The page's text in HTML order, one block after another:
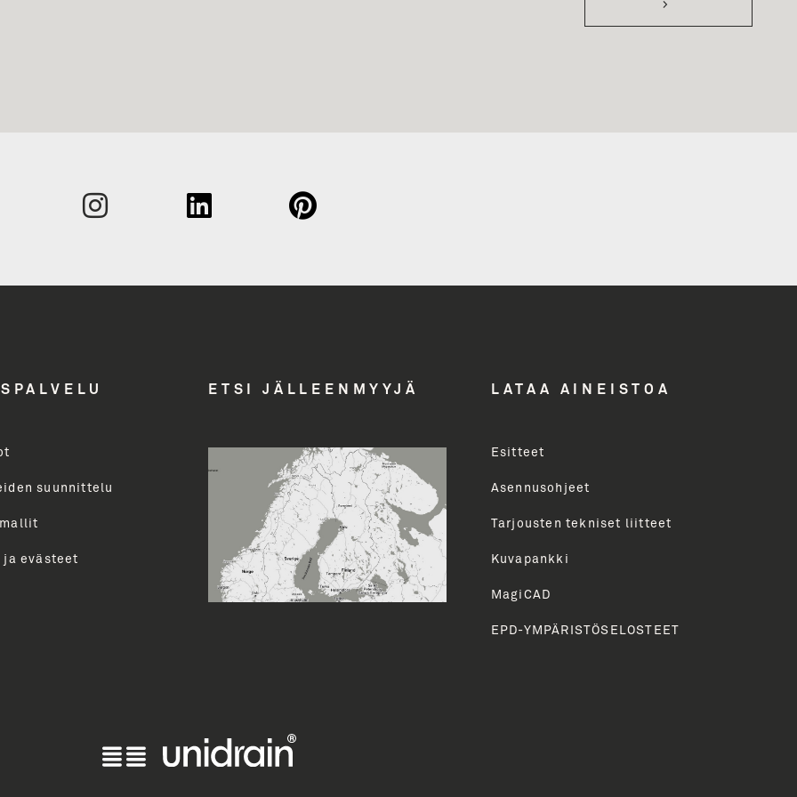
>
ja paljon muuta.
Email Address
Toimenkuva
LÄHETÄ
suunnittelu
ja evästeet
ETSI JÄLLEENMYYJÄ LATAA AINEISTOA
Esitteet
Asennusohjeet
Tarjousten tekniset liitteet
Kuvapankki
MagiCAD
EPD-YMPÄRISTÖSELOSTEET